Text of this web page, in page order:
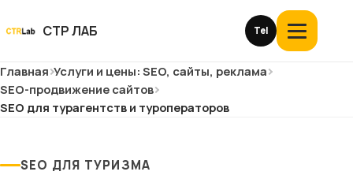
СТР ЛАБ Tel
Открыть
меню
Услуги и цены
О компании
Кейсы
Главная Услуги и цены: SEO, сайты, реклама
SEO-продвижение сайтов
SEO для турагентств и туроператоров
SEO ДЛЯ ТУРИЗМА